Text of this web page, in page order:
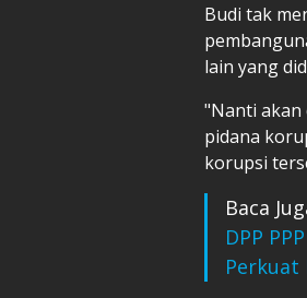
Budi tak
lain yang
"Nanti akan
pidana
korupsi
Baca
DPP
Perkuat